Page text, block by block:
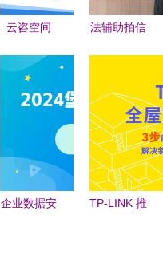
云咨空间
本，赋能工
程咨询数字
法辅助拍信
信息壁垒的
专业服务
企业数据安
TP-LINK 推